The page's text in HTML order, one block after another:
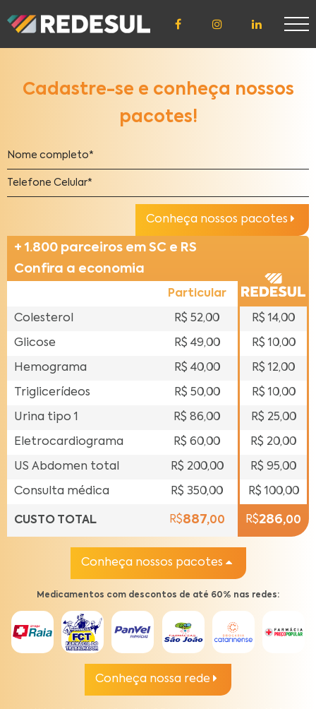
CREDENCIADO
LICENCIADO
EMPRESARIAL
Cadastre-se e conheça nossos
pacotes!
Conheça nossos pacotes
+ 1.800 parceiros em SC e RS
Confira a economia
Particular
Colesterol R$ 52,00 R$ 14,00
Glicose R$ 49,00 R$ 10,00
Hemograma R$ 40,00 R$ 12,00
Triglicerídeos R$ 50,00 R$ 10,00
Urina tipo 1 R$ 86,00 R$ 25,00
Eletrocardiograma R$ 60,00 R$ 20,00
US Abdomen total R$ 200,00 R$ 95,00
Consulta médica R$ 350,00 R$ 100,00
CUSTO TOTAL R$887,00 R$286,00
Conheça nossos pacotes
Medicamentos com descontos de até 60% nas redes:
Conheça nossa rede